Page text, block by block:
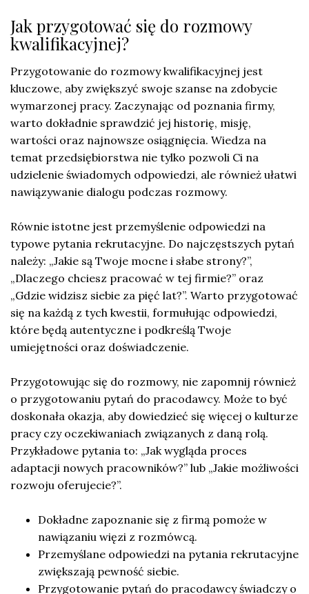
Jak przygotować się do rozmowy
kwalifikacyjnej?
Przygotowanie do rozmowy kwalifikacyjnej jest
kluczowe, aby zwiększyć swoje szanse na zdobycie
wymarzonej pracy. Zaczynając od poznania firmy,
warto dokładnie sprawdzić jej historię, misję,
wartości oraz najnowsze osiągnięcia. Wiedza na
temat przedsiębiorstwa nie tylko pozwoli Ci na
udzielenie świadomych odpowiedzi, ale również ułatwi
nawiązywanie dialogu podczas rozmowy.
Równie istotne jest przemyślenie odpowiedzi na
typowe pytania rekrutacyjne. Do najczęstszych pytań
należy: „Jakie są Twoje mocne i słabe strony?”,
„Dlaczego chciesz pracować w tej firmie?” oraz
„Gdzie widzisz siebie za pięć lat?”. Warto przygotować
się na każdą z tych kwestii, formułując odpowiedzi,
które będą autentyczne i podkreślą Twoje
umiejętności oraz doświadczenie.
Przygotowując się do rozmowy, nie zapomnij również
o przygotowaniu pytań do pracodawcy. Może to być
doskonała okazja, aby dowiedzieć się więcej o kulturze
pracy czy oczekiwaniach związanych z daną rolą.
Przykładowe pytania to: „Jak wygląda proces
adaptacji nowych pracowników?” lub „Jakie możliwości
rozwoju oferujecie?”.
Dokładne zapoznanie się z firmą pomoże w
nawiązaniu więzi z rozmówcą.
Przemyślane odpowiedzi na pytania rekrutacyjne
zwiększają pewność siebie.
Przygotowanie pytań do pracodawcy świadczy o